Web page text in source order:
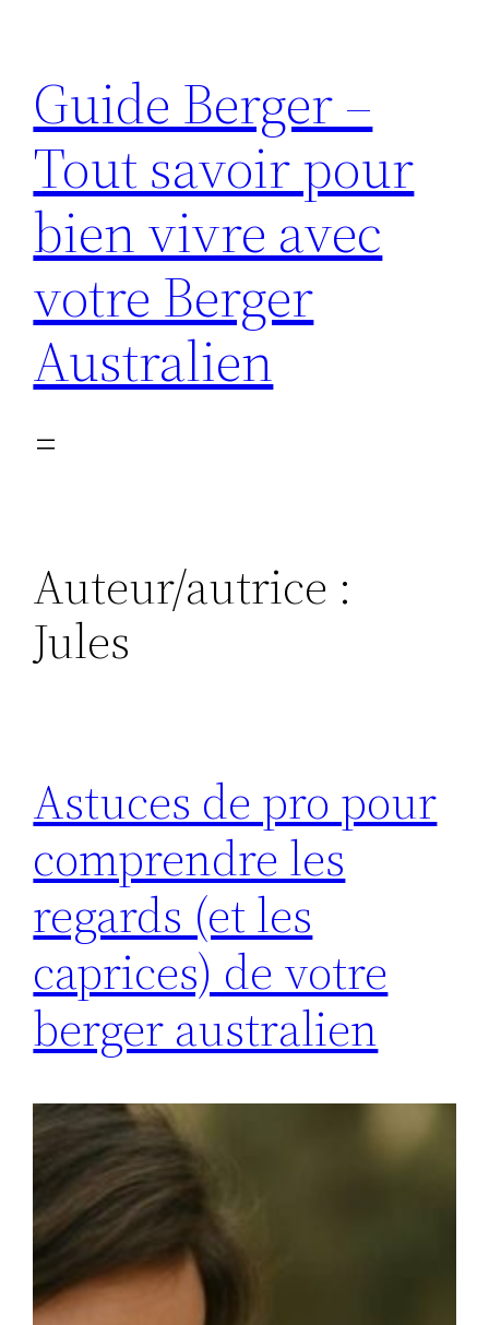
contenu
Guide Berger –
Tout savoir pour
bien vivre avec
votre Berger
Australien
Auteur/autrice :
Jules
Astuces de pro pour
comprendre les
regards (et les
caprices) de votre
berger australien